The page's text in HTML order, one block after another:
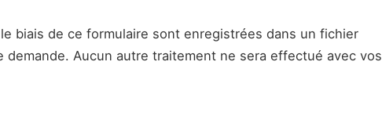
biais de ce formulaire sont enregistrées dans un fichier
Aucun autre traitement ne sera effectué avec vos